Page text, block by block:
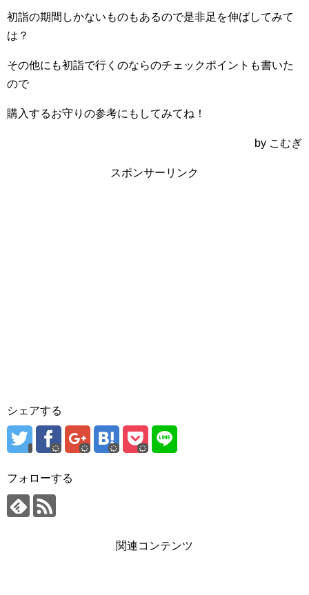
初詣の期間しかないものもあるので是非足を伸ばしてみて
は？
その他にも初詣で行くのならのチェックポイントも書いた
ので
購入するお守りの参考にもしてみてね！
by こむぎ
スポンサーリンク
シェアする
フォローする
関連コンテンツ